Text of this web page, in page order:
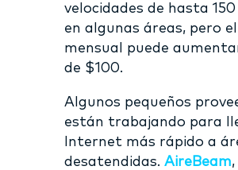
velocidades de hasta
en algunas áreas, pero
mensual puede
de $100.
Algunos pequeños
están trabajando para
Internet más rápido a
desatendidas. AireBeam